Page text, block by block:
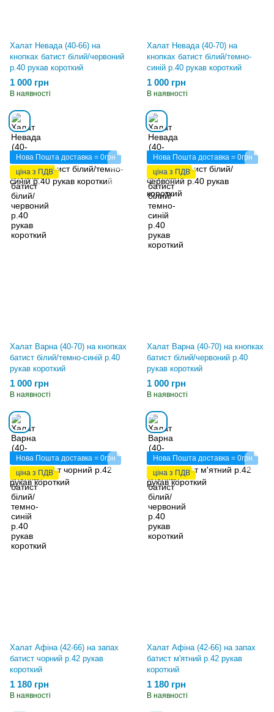
Халат Невада (40-66) на
кнопках батист білий/червоний
р.40 рукав короткий
1 000 грн
В наявності
Халат Невада (40-70) на
кнопках батист білий/темно-
синій р.40 рукав короткий
1 000 грн
В наявності
Нова Пошта доставка = 0грн
ціна з ПДВ
Халат Варна (40-70) на кнопках
батист білий/темно-синій р.40
рукав короткий
1 000 грн
В наявності
Нова Пошта доставка = 0грн
ціна з ПДВ
Халат Варна (40-70) на кнопках
батист білий/червоний р.40
рукав короткий
1 000 грн
В наявності
Нова Пошта доставка = 0грн
ціна з ПДВ
Халат Афіна (42-66) на запах
батист чорний р.42 рукав
короткий
1 180 грн
В наявності
Нова Пошта доставка = 0грн
ціна з ПДВ
Халат Афіна (42-66) на запах
батист м'ятний р.42 рукав
короткий
1 180 грн
В наявності